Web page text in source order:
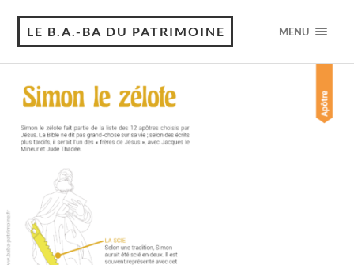
LE B.A.-BA DU PATRIMOINE MENU